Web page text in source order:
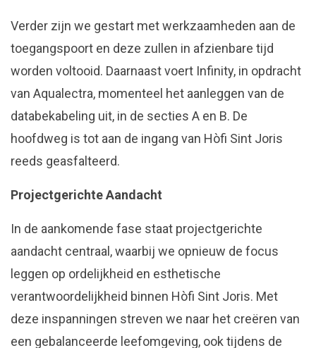
Verder zijn we gestart met werkzaamheden aan de
toegangspoort en deze zullen in afzienbare tijd
worden voltooid. Daarnaast voert Infinity, in opdracht
van Aqualectra, momenteel het aanleggen van de
databekabeling uit, in de secties A en B. De
hoofdweg is tot aan de ingang van Hòfi Sint Joris
reeds geasfalteerd.
Projectgerichte Aandacht
In de aankomende fase staat projectgerichte
aandacht centraal, waarbij we opnieuw de focus
leggen op ordelijkheid en esthetische
verantwoordelijkheid binnen Hòfi Sint Joris. Met
deze inspanningen streven we naar het creëren van
een gebalanceerde leefomgeving, ook tijdens de